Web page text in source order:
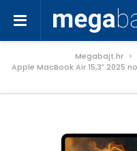
Megabajt.hr
Apple MacBook Air 15,3″ 2025